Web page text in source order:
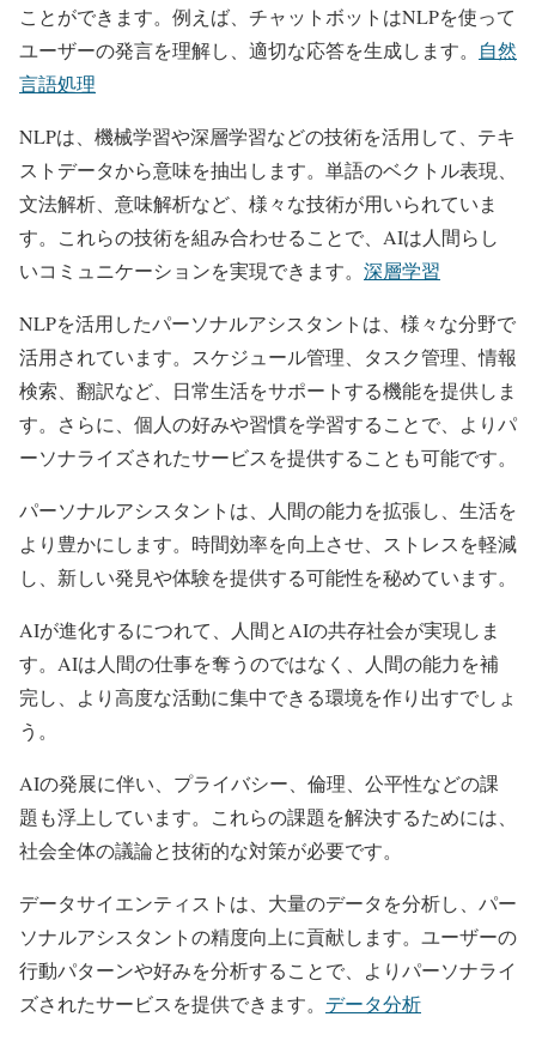
ことができます。例えば、チャットボットはNLPを使って
ユーザーの発言を理解し、適切な応答を生成します。 自然
言語処理
NLPは、機械学習や深層学習などの技術を活用して、テキ
ストデータから意味を抽出します。単語のベクトル表現、
文法解析、意味解析など、様々な技術が用いられていま
す。これらの技術を組み合わせることで、AIは人間らし
いコミュニケーションを実現できます。 深層学習
NLPを活用したパーソナルアシスタントは、様々な分野で
活用されています。スケジュール管理、タスク管理、情報
検索、翻訳など、日常生活をサポートする機能を提供しま
す。さらに、個人の好みや習慣を学習することで、よりパ
ーソナライズされたサービスを提供することも可能です。
パーソナルアシスタントは、人間の能力を拡張し、生活を
より豊かにします。時間効率を向上させ、ストレスを軽減
し、新しい発見や体験を提供する可能性を秘めています。
AIが進化するにつれて、人間とAIの共存社会が実現しま
す。AIは人間の仕事を奪うのではなく、人間の能力を補
完し、より高度な活動に集中できる環境を作り出すでしょ
う。
AIの発展に伴い、プライバシー、倫理、公平性などの課
題も浮上しています。これらの課題を解決するためには、
社会全体の議論と技術的な対策が必要です。
データサイエンティストは、大量のデータを分析し、パー
ソナルアシスタントの精度向上に貢献します。ユーザーの
行動パターンや好みを分析することで、よりパーソナライ
ズされたサービスを提供できます。 データ分析